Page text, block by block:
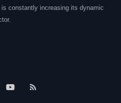
constantly increasing its dynamic